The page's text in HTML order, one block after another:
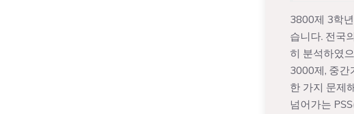
3800제 3학
습니다. 전국
히 분석하였
3000제, 중간
한 가지 문제
넘어가는